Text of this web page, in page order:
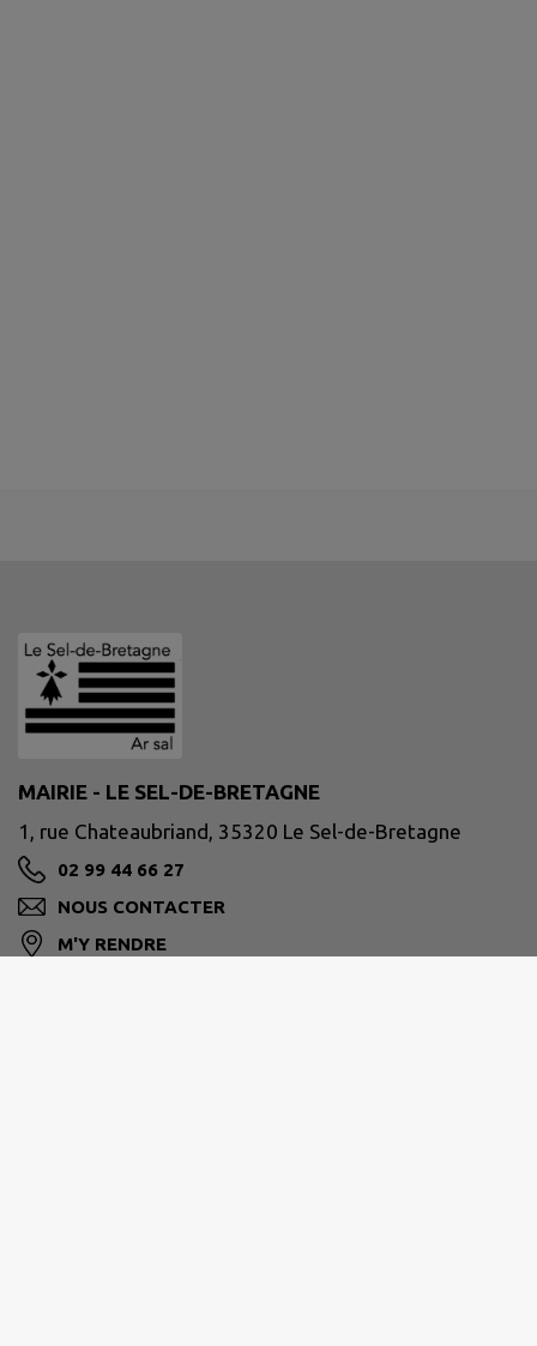
MAIRIE - LE SEL-DE-BRETAGNE
1, rue Chateaubriand, 35320 Le Sel-de-Bretagne
02 99 44 66 27
NOUS CONTACTER
M'Y RENDRE